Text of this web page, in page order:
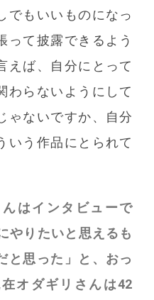
でもいいものになっ
って披露できるよう
えば、自分にとって
わらないようにして
ゃないですか、自分
いう作品にとられて
はインタビューで
やりたいと思えるも
と思った」と、おっ
オダギリさんは42